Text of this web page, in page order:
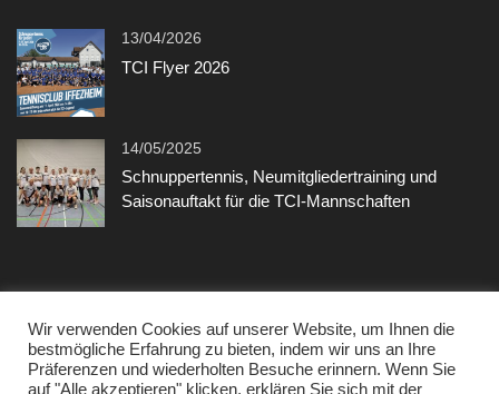
13/04/2026
TCI Flyer 2026
14/05/2025
Schnuppertennis, Neumitgliedertraining und
Saisonauftakt für die TCI-Mannschaften
Sonstiges
Kontakt
Wir verwenden Cookies auf unserer Website, um Ihnen die
bestmögliche Erfahrung zu bieten, indem wir uns an Ihre
Präferenzen und wiederholten Besuche erinnern. Wenn Sie
auf "Alle akzeptieren" klicken, erklären Sie sich mit der